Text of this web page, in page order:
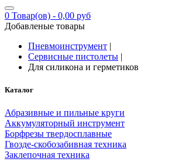
0 Товар(ов) - 0,00 руб
Добавленые товары
Пневмоинструмент |
Сервисные пистолеты |
Для силикона и герметиков
Каталог
Абразивные и пильные круги
Аккумуляторный инструмент
Борфрезы твердосплавные
Гвозде-скобозабивная техника
Заклепочная техника